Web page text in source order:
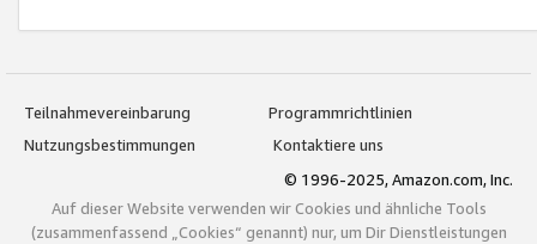
Teilnahmevereinbarung
Programmrichtlinien
Nutzungsbestimmungen
Kontaktiere uns
© 1996-2025, Amazon.com, Inc.
Auf dieser Website verwenden wir Cookies und ähnliche Tools
(zusammenfassend „Cookies“ genannt) nur, um Dir Dienstleistungen